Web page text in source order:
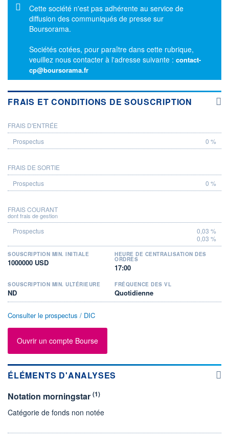
Message d'information
Cette société n'est pas adhérente au service de
diffusion des communiqués de presse sur
Boursorama.
Sociétés cotées, pour paraître dans cette rubrique,
veuillez nous contacter à l'adresse suivante : contact-
cp@boursorama.fr
FRAIS ET CONDITIONS DE SOUSCRIPTION
PROSPECTUS
FRAIS D'ENTRÉE
0 %
FRAIS DE SORTIE
0 %
FRAIS COURANT
dont frais de gestion
0,03 %
0,03 %
SOUSCRIPTION MIN. INITIALE
1000000 USD
HEURE DE CENTRALISATION DES
ORDRES
17:00
SOUSCRIPTION MIN. ULTÉRIEURE
ND
FRÉQUENCE DES VL
Quotidienne
Consulter le prospectus / DIC
Ouvrir un compte Bourse
ÉLÉMENTS D'ANALYSES
Notation morningstar (1)
Catégorie de fonds non notée